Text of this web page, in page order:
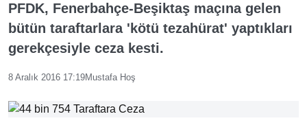
PFDK, Fenerbahçe-Beşiktaş maçına gelen
bütün taraftarlara 'kötü tezahürat' yaptıkları
gerekçesiyle ceza kesti.
8 Aralık 2016 17:19Mustafa Hoş